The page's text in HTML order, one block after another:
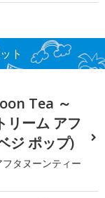
ト
Tea ～
リーム アフ
ジ ポップ)
タヌーンティー